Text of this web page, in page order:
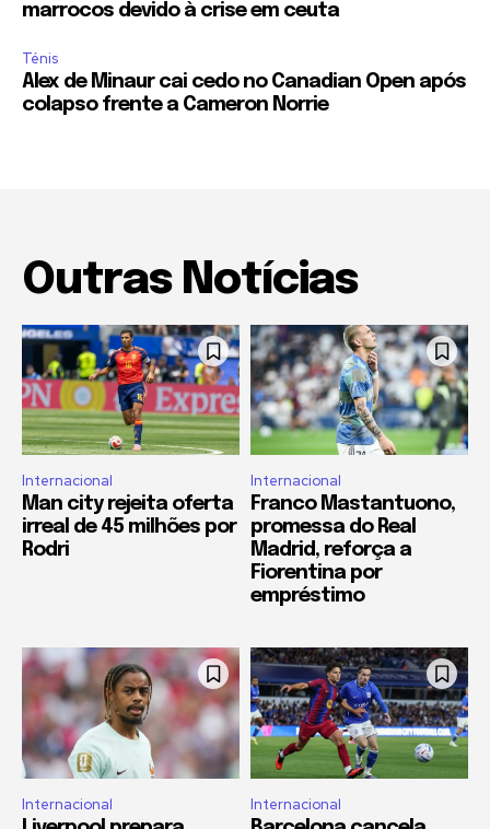
marrocos devido à crise em ceuta
Ténis
Alex de Minaur cai cedo no Canadian Open após
colapso frente a Cameron Norrie
Outras Notícias
Internacional
Man city rejeita oferta
irreal de 45 milhões por
Rodri
Internacional
Franco Mastantuono,
promessa do Real
Madrid, reforça a
Fiorentina por
empréstimo
Internacional Internacional